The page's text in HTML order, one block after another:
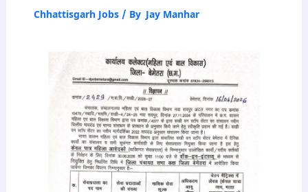
Chhattisgarh Jobs/ By Jay Manhar